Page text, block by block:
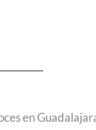
en